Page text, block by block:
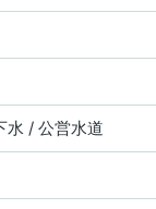
水 / 公営水道